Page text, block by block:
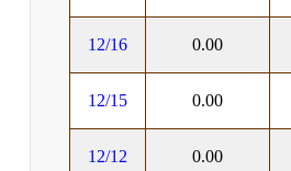
12/16 0.00
12/15 0.00
12/12 0.00